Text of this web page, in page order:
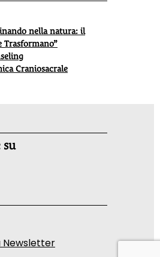
nella natura: il
Trasformano”
Craniosacrale
su
Newsletter